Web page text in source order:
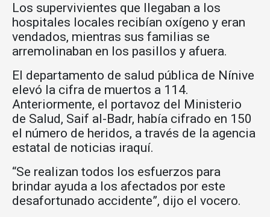
Los supervivientes que llegaban a los
hospitales locales recibían oxígeno y eran
vendados, mientras sus familias se
arremolinaban en los pasillos y afuera.
El departamento de salud pública de Nínive
elevó la cifra de muertos a 114.
Anteriormente, el portavoz del Ministerio
de Salud, Saif al-Badr, había cifrado en 150
el número de heridos, a través de la agencia
estatal de noticias iraquí.
“Se realizan todos los esfuerzos para
brindar ayuda a los afectados por este
desafortunado accidente”, dijo el vocero.